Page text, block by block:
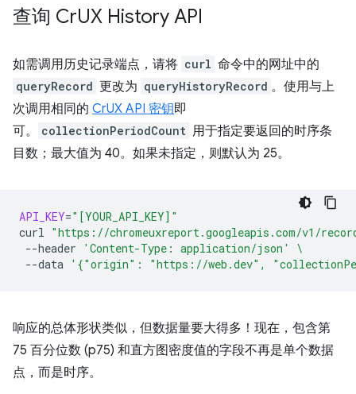
查询 CrUX History API
如需调用历史记录端点，请将 curl 命令中的网址中的
queryRecord 更改为 queryHistoryRecord 。使用与上
次调用相同的 CrUX API 密钥即
可。
collectionPeriodCount 用于指定要返回的时序条
目数；最大值为 40。如果未指定，则默认为 25。
API_KEY="[YOUR_API_KEY]"
curl "https://chromeuxreport.googleapis.com/v1/
--header
'Content-Type: application/json'
\
--data '{"origin": "https://web.dev",
响应的总体形状类似，但数据量要大得多！现在，包含第
75 百分位数 (p75) 和直方图密度值的字段不再是单个数据
点，而是时序。